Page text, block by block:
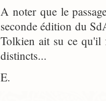
A noter que le
seconde édition du
Tolkien ait su ce qu'il
distincts...
E.